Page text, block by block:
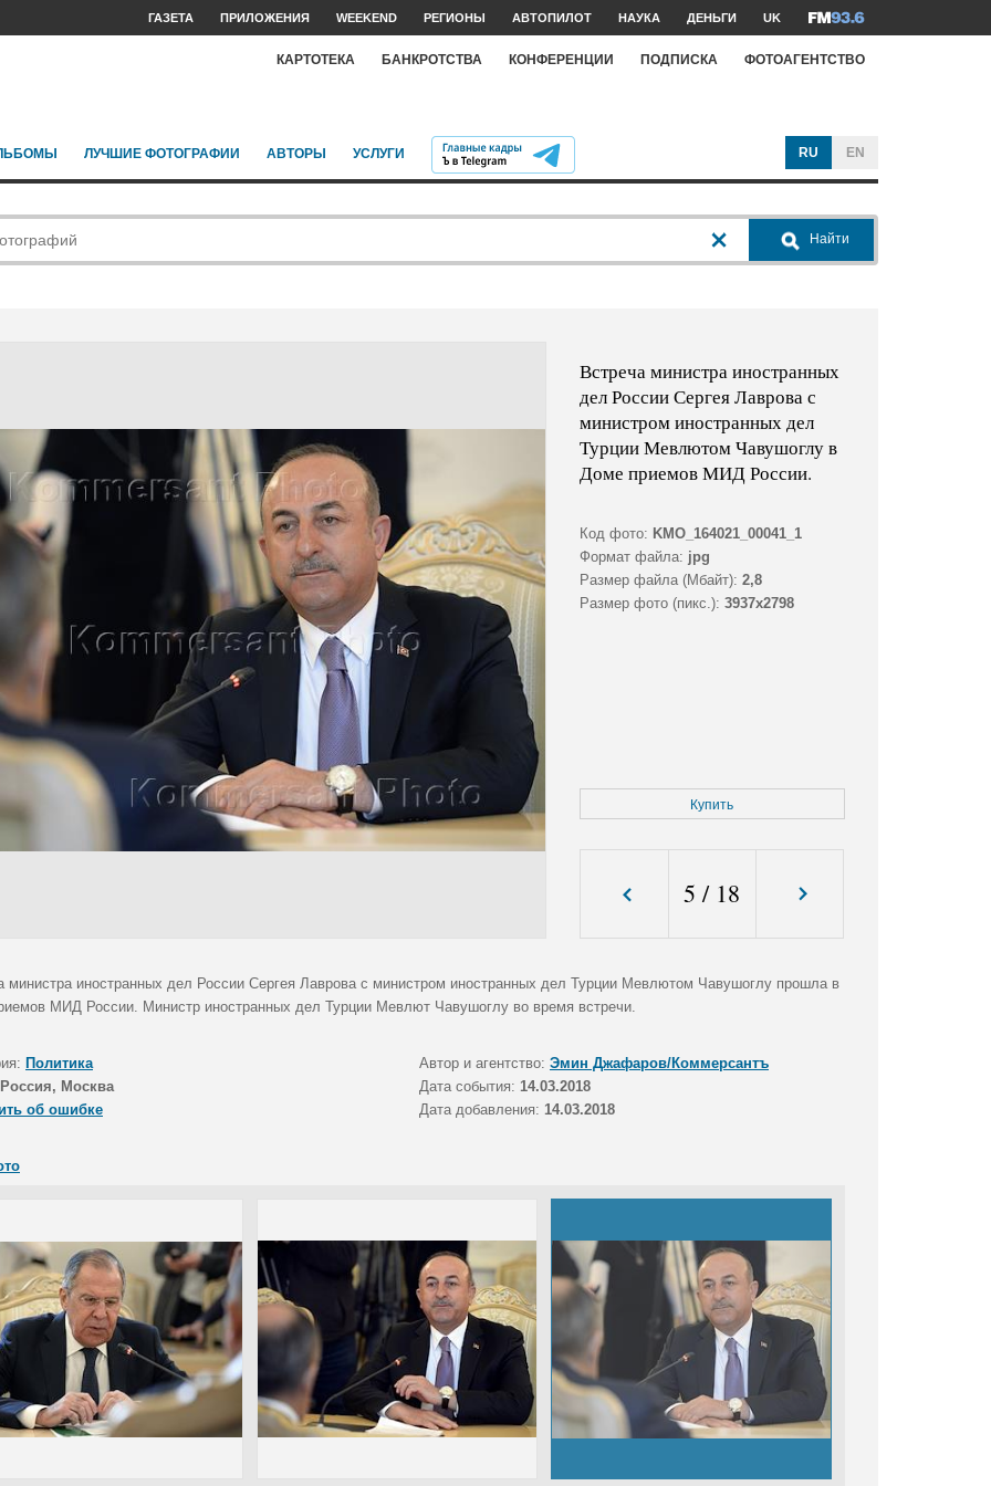
ГАЗЕТА ПРИЛОЖЕНИЯ WEEKEND РЕГИОНЫ АВТОПИЛОТ НАУКА ДЕНЬГИ UK
КАРТОТЕКА БАНКРОТСТВА КОНФЕРЕНЦИИ ПОДПИСКА ФОТОАГЕНТСТВО
ЛУЧШИЕ ФОТОГРАФИИ АВТОРЫ УСЛУГИ RU EN
Найти
Встреча министра иностранных
дел России Сергея Лаврова с
министром иностранных дел
Турции Мевлютом Чавушоглу в
Доме приемов МИД России.
Код фото: KMO_164021_00041_1
Формат файла: jpg
Размер файла (Мбайт): 2,8
Размер фото (пикс.): 3937x2798
Купить
5 / 18
министра иностранных дел России Сергея Лаврова с министром иностранных дел Турции Мевлютом Чавушоглу прошла в
МИД России. Министр иностранных дел Турции Мевлют Чавушоглу во время встречи.
Политика Автор и агентство: Эмин Джафаров/Коммерсантъ
Россия, Москва Дата события: 14.03.2018
об ошибке
Дата добавления: 14.03.2018